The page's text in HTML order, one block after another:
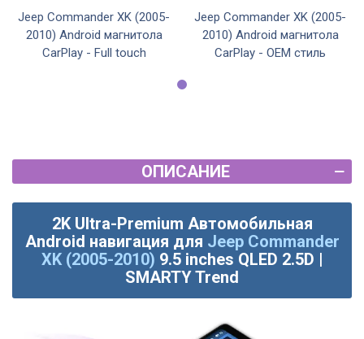
Jeep Commander XK (2005-
2010) Android магнитола
CarPlay - Full touch
Jeep Commander XK (2005-
2010) Android магнитола
CarPlay - OEM стиль
ОПИСАНИЕ
2K Ultra-Premium Автомобильная
Android навигация для Jeep Commander
XK (2005-2010) 9.5 inches QLED 2.5D |
SMARTY Trend